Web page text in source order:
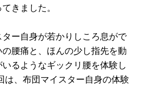
きました。
ー自身が若かりしころ息がで
腰痛と、ほんの少し指先を動
るようなギックリ腰を体験し
は、布団マイスター自身の体験